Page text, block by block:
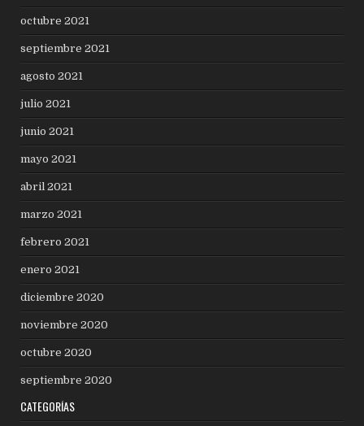
octubre 2021
septiembre 2021
agosto 2021
julio 2021
junio 2021
mayo 2021
abril 2021
marzo 2021
febrero 2021
enero 2021
diciembre 2020
noviembre 2020
octubre 2020
septiembre 2020
CATEGORÍAS